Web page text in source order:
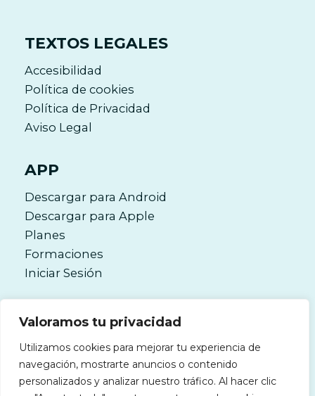
Valoramos tu privacidad
Utilizamos cookies para mejorar tu experiencia de
navegación, mostrarte anuncios o contenido
personalizados y analizar nuestro tráfico. Al hacer clic
TEXTOS LEGALES
Accesibilidad
Política de cookies
Política de Privacidad
Aviso Legal
APP
Descargar para Android
Descargar para Apple
Planes
Formaciones
Iniciar Sesión
CONTACTO
soporte.siex@memorandum.es